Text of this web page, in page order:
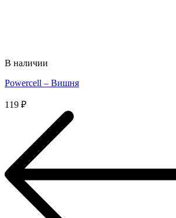
В наличии
Powercell – Вишня
119 ₽